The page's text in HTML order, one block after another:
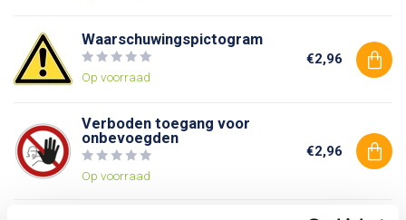
Waarschuwingspictogram
Op voorraad
€2,96
Verboden toegang voor
onbevoegden
Op voorraad
€2,96